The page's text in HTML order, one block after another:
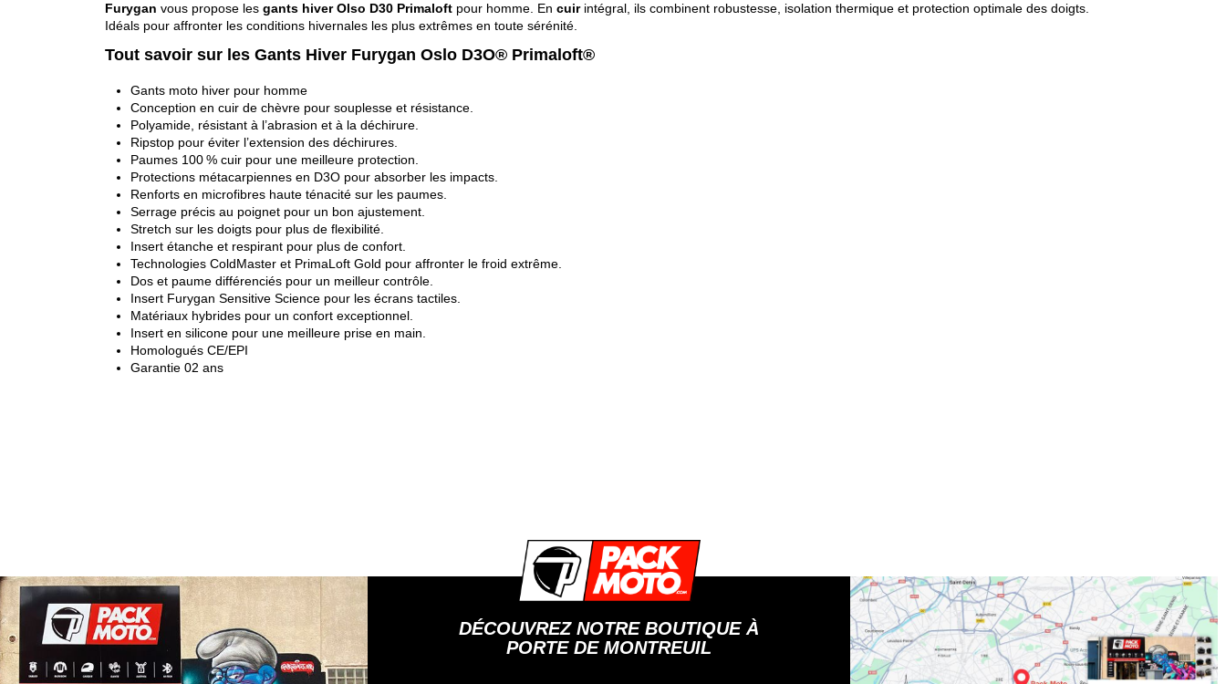
Furygan vous propose les gants hiver Olso D30 Primaloft pour homme. En cuirintégral, ils combinent robustesse, isolation thermique et protection optimale des doigts.
Idéals pour affronter les conditions hivernales les plus extrêmes en toute sérénité.
Tout savoir sur les Gants Hiver Furygan Oslo D3O® Primaloft®
Gants moto hiver pour homme
Conception en cuir de chèvre pour souplesse et résistance.
Polyamide, résistant à l’abrasion et à la déchirure.
Ripstop pour éviter l’extension des déchirures.
Paumes 100 % cuir pour une meilleure protection.
Protections métacarpiennes en D3O pour absorber les impacts.
Renforts en microfibres haute ténacité sur les paumes.
Serrage précis au poignet pour un bon ajustement.
Stretch sur les doigts pour plus de flexibilité.
Insert étanche et respirant pour plus de confort.
Technologies ColdMaster et PrimaLoft Gold pour affronter le froid extrême.
Dos et paume différenciés pour un meilleur contrôle.
Insert Furygan Sensitive Science pour les écrans tactiles.
Matériaux hybrides pour un confort exceptionnel.
Insert en silicone pour une meilleure prise en main.
Homologués CE/EPI
Garantie 02 ans
DÉCOUVREZ NOTRE BOUTIQUE À
PORTE DE MONTREUIL